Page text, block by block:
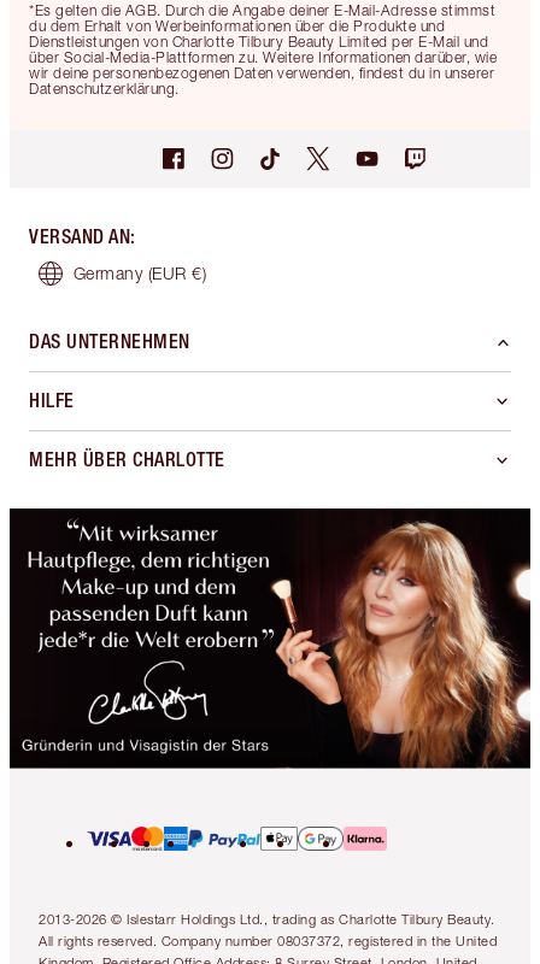
*Es gelten die AGB. Durch die Angabe deiner E-Mail-Adresse stimmst
du dem Erhalt von Werbeinformationen über die Produkte und
Dienstleistungen von Charlotte Tilbury Beauty Limited per E-Mail und
über Social-Media-Plattformen zu. Weitere Informationen darüber, wie
wir deine personenbezogenen Daten verwenden, findest du in unserer
Datenschutzerklärung.
VERSAND AN:
Germany (EUR €)
DAS UNTERNEHMEN
HILFE
MEHR ÜBER CHARLOTTE
2013-2026 © Islestarr Holdings Ltd., trading as Charlotte Tilbury Beauty.
All rights reserved. Company number 08037372, registered in the United